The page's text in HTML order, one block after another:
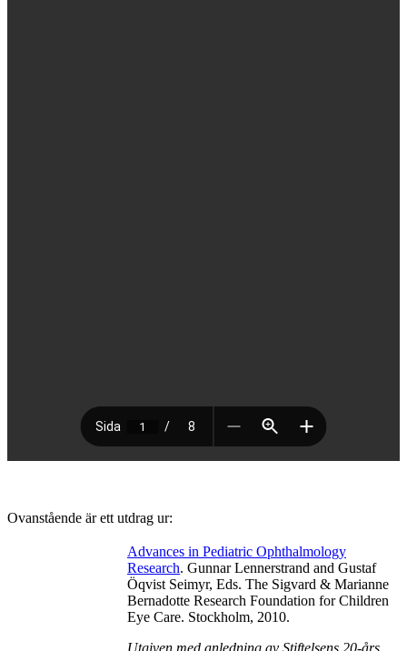
ocular
Ovanstående är ett utdrag ur:
Advances in Pediatric Ophthalmology
Research. Gunnar Lennerstrand and Gustaf
Öqvist Seimyr, Eds. The Sigvard & Marianne
Bernadotte Research Foundation for Children
Eye Care. Stockholm, 2010.
Utgiven med anledning av Stiftelsens 20-års